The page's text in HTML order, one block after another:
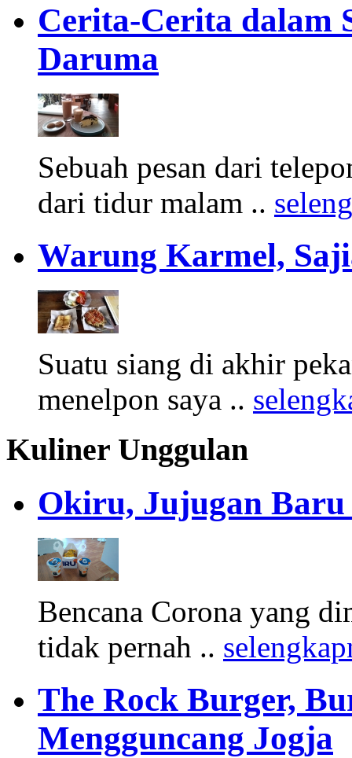
Cerita-Cerita dalam
Daruma
Sebuah pesan dari
dari tidur malam ..
Warung Karmel,
Suatu siang di akhir
menelpon saya ..
Kuliner Unggulan
Okiru, Jujugan Baru
Bencana Corona yang
tidak pernah ..
The Rock Burger,
Mengguncang Jogja